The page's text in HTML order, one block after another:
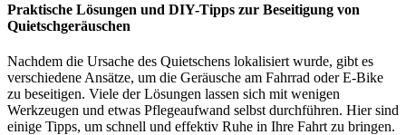
Praktische Lösungen und DIY-Tipps zur Beseitigung von
Quietschgeräuschen
Nachdem die Ursache des Quietschens lokalisiert wurde, gibt es
verschiedene Ansätze, um die Geräusche am Fahrrad oder E-Bike
zu beseitigen. Viele der Lösungen lassen sich mit wenigen
Werkzeugen und etwas Pflegeaufwand selbst durchführen. Hier sind
einige Tipps, um schnell und effektiv Ruhe in Ihre Fahrt zu bringen.